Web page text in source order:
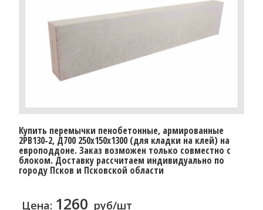
Купить перемычки пенобетонные, армированные
2PB130-2, Д700 250х150х1300 (для кладки на клей) на
европоддоне. Заказ возможен только совместно с
блоком. Доставку рассчитаем индивидуально по
городу Псков и Псковской области
Цена: 1260 руб/шт